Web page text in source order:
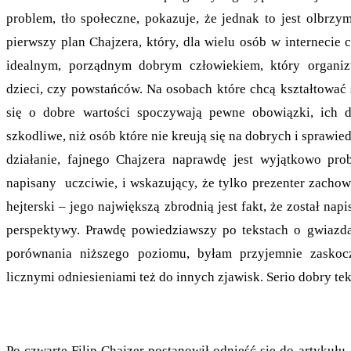
problem, tło społeczne, pokazuje, że jednak to jest
pierwszy plan Chajzera, który, dla wielu osób w
idealnym, porządnym dobrym człowiekiem, który
dzieci, czy powstańców. Na osobach które chcą
się o dobre wartości spoczywają pewne obowiązki, ich
szkodliwe, niż osób które nie kreują się na dobrych i
działanie, fajnego Chajzera naprawdę jest wyjątkowo
napisany uczciwie, i wskazujący, że tylko prezenter
hejterski – jego największą zbrodnią jest fakt, że został
perspektywy. Prawdę powiedziawszy po tekstach o
porównania niższego poziomu, byłam przyjemnie
licznymi odniesieniami też do innych zjawisk. Serio dobry